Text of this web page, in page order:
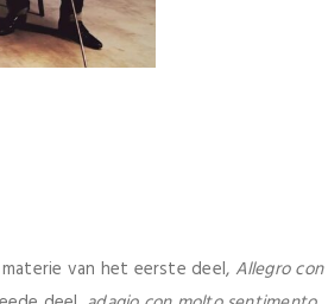
van het eerste deel, Allegro con